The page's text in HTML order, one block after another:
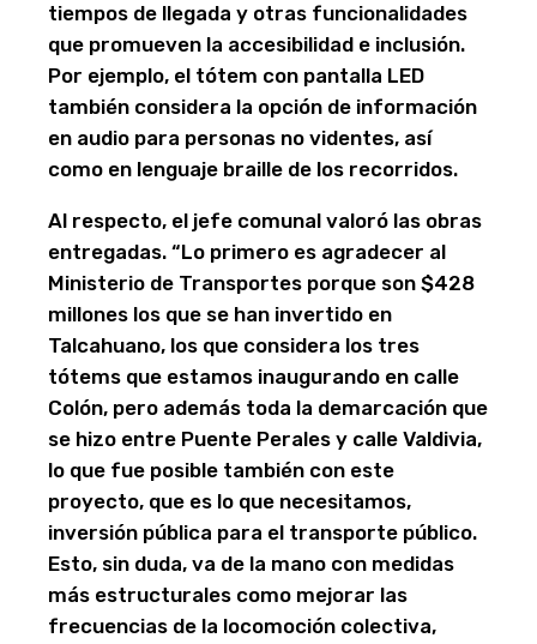
tiempos de llegada y otras funcionalidades
que promueven la accesibilidad e inclusión.
Por ejemplo, el tótem con pantalla LED
también considera la opción de información
en audio para personas no videntes, así
como en lenguaje braille de los recorridos.
Al respecto, el jefe comunal valoró las obras
entregadas. “Lo primero es agradecer al
Ministerio de Transportes porque son $428
millones los que se han invertido en
Talcahuano, los que considera los tres
tótems que estamos inaugurando en calle
Colón, pero además toda la demarcación que
se hizo entre Puente Perales y calle Valdivia,
lo que fue posible también con este
proyecto, que es lo que necesitamos,
inversión pública para el transporte público.
Esto, sin duda, va de la mano con medidas
más estructurales como mejorar las
frecuencias de la locomoción colectiva,